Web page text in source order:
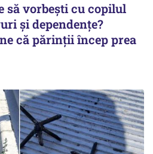
să vorbești cu copilul
și dependențe?
că părinții încep prea